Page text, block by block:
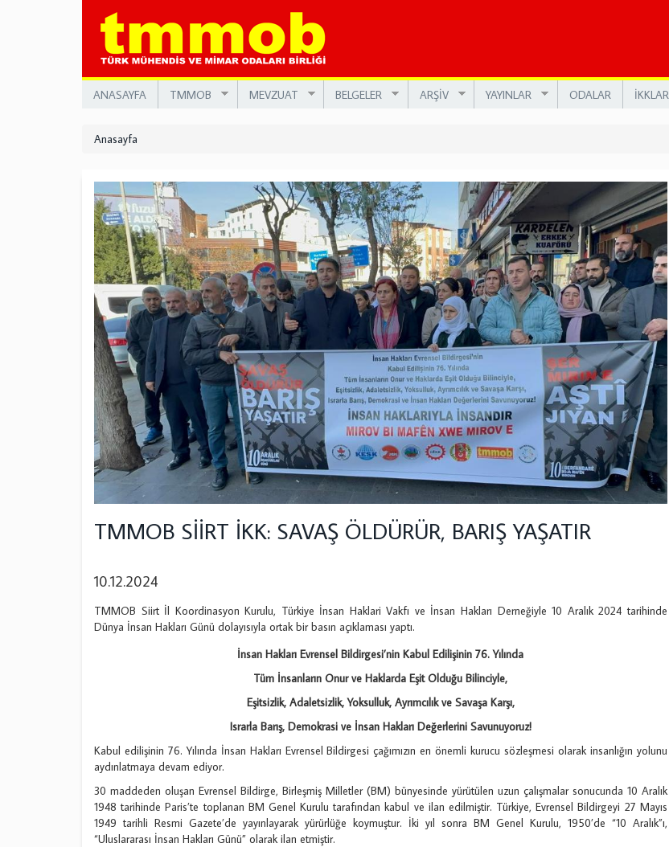
ANASAYFA TMMOB MEVZUAT BELGELER ARŞİV YAYINLAR ODALAR İKKLAR
Anasayfa
TMMOB SİİRT İKK: SAVAŞ ÖLDÜRÜR, BARIŞ YAŞATIR
10.12.2024
TMMOB Siirt İl Koordinasyon Kurulu, Türkiye İnsan Haklari Vakfı ve İnsan Hakları Derneğiyle 10 Aralık 2024 tarihinde
Dünya İnsan Hakları Günü dolayısıyla ortak bir basın açıklaması yaptı.
İnsan Hakları Evrensel Bildirgesi’nin Kabul Edilişinin 76. Yılında
Tüm İnsanların Onur ve Haklarda Eşit Olduğu Bilinciyle,
Eşitsizlik, Adaletsizlik, Yoksulluk, Ayrımcılık ve Savaşa Karşı,
Israrla Barış, Demokrasi ve İnsan Hakları Değerlerini Savunuyoruz!
Kabul edilişinin 76. Yılında İnsan Hakları Evrensel Bildirgesi çağımızın en önemli kurucu sözleşmesi olarak insanlığın yolunu
aydınlatmaya devam ediyor.
30 maddeden oluşan Evrensel Bildirge, Birleşmiş Milletler (BM) bünyesinde yürütülen uzun çalışmalar sonucunda 10 Aralık
1948 tarihinde Paris’te toplanan BM Genel Kurulu tarafından kabul ve ilan edilmiştir. Türkiye, Evrensel Bildirgeyi 27 Mayıs
1949 tarihli Resmi Gazete’de yayınlayarak yürürlüğe koymuştur. İki yıl sonra BM Genel Kurulu, 1950’de “10 Aralık”ı,
“Uluslararası İnsan Hakları Günü” olarak ilan etmiştir.